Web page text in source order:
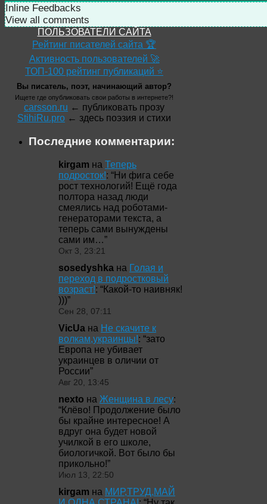
Inline Feedbacks
View all comments
ПОЛЬЗОВАТЕЛИ САЙТА
Рейтинг писателей сайта 🏆
Активность пользователей 🚀
ТОП-100 рейтинг публикаций ⭐
Вы писатель, поэт, начинающий автор?
Ищете где опубликовать свои работы в интернете?!
carsson.ru ← публиковать прозу
StihiRu.pro ← здесь поэзия и стихи
Последние комментарии:
kirgam на Теперь
подросток!: “Ни фига себе
рост технологий! Ещё года
полтора назад люди
смеялись над роботами-
генераторами текста, а
теперь сами вынуждены
сами им…”
Окт 3, 23:21
sosedyshka на Голая и
переход в подростковый
возраст!: “Какой-то наивняк!
)))”
Сен 28, 07:11
VicUa на Не скачите к
волкам,украинцы!: “зато
Европа не убивает
украинцев в оличии от
России”
Авг 20, 13:45
nexto на Женщина в лесу:
“Клёво! Продолжение было
бы крайне интересное! А
вдруг она будет новой
училкой в его школе,
биологичкой. Вот было бы
прикольно!”
Июл 13, 22:50
kirgam на МИР,ТРУД,МАЙ